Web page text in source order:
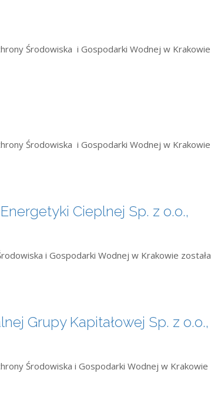
Środowiska i Gospodarki Wodnej w Krakowie
Środowiska i Gospodarki Wodnej w Krakowie
Cieplnej Sp. z o.o.,
i Gospodarki Wodnej w Krakowie została
Grupy Kapitałowej Sp. z o.o.,
Środowiska i Gospodarki Wodnej w Krakowie